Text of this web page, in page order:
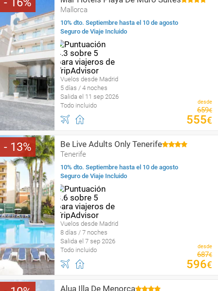
Mallorca
10% dto. Septiembre hasta el 10 de agosto
Seguro de Viaje Incluido
Vuelos desde Madrid
5 días / 4 noches
Salida el 11 sep 2026
Todo incluido
desde
659€
555€
13 Be Live Adults Only Tenerife
Tenerife
10% dto. Septiembre hasta el 10 de agosto
Seguro de Viaje Incluido
Vuelos desde Madrid
8 días / 7 noches
Salida el 7 sep 2026
Todo incluido
desde
687€
596€
Alua Illa De Menorca